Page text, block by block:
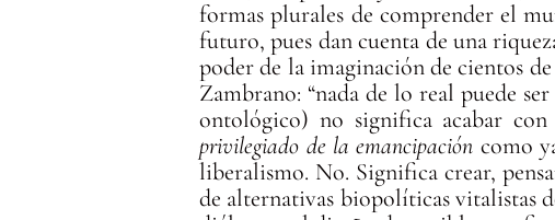
formas plurales de comprender el
futuro, pues dan cuenta de una
poder de la imaginación de cientos
Zambrano: “nada de lo real puede
ontológico) no significa acabar
privilegiado de la emancipación como
liberalismo. No. Significa crear,
de alternativas biopolíticas vitalistas